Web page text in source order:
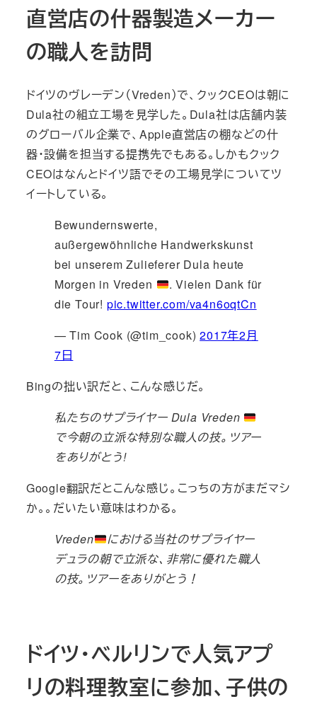
直営店の什器製造メーカー
の職人を訪問
ドイツのヴレーデン（Vreden）で、クックCEOは朝に
Dula社の組立工場を見学した。Dula社は店舗内装
のグローバル企業で、Apple直営店の棚などの什
器・設備を担当する提携先でもある。しかもクック
CEOはなんとドイツ語でその工場見学についてツ
イートしている。
Bewundernswerte,
außergewöhnliche Handwerkskunst
bei unserem Zulieferer Dula heute
Morgen in Vreden
. Vielen Dank für
die Tour! pic.twitter.com/va4n6oqtCn
— Tim Cook (@tim_cook)2017年2月
7日
Bingの拙い訳だと、こんな感じだ。
私たちのサプライヤー Dula Vreden
で今朝の立派な特別な職人の技。ツアー
をありがとう!
Google翻訳だとこんな感じ。こっちの方がまだマシ
か。。だいたい意味はわかる。
Vreden
における当社のサプライヤー
デュラの朝で立派な、非常に優れた職人
の技。ツアーをありがとう！
ドイツ・ベルリンで人気アプ
リの料理教室に参加、子供の